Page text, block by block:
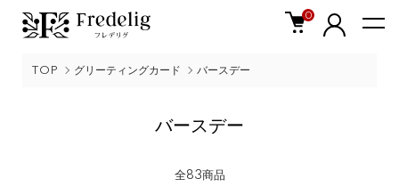
0
TOP グリーティングカード バースデー
バースデー
全83商品